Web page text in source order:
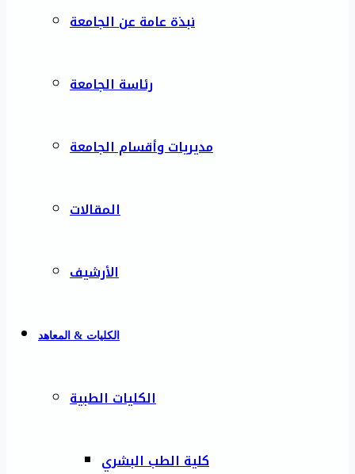
نبذة عامة عن الجامعة
رئاسة الجامعة
مديريات وأقسام الجامعة
المقالات
الأرشيف
الكليات & المعاهد
الكليات الطبية
كلية الطب البشري